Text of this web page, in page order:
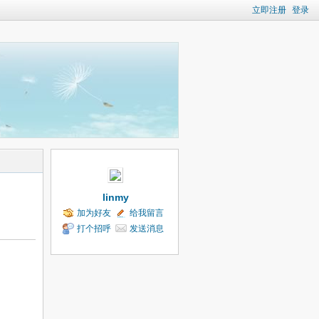
立即注册 登录
linmy
加为好友
给我留言
打个招呼
发送消息